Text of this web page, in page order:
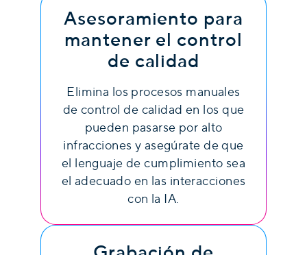
Asesoramiento para
mantener el control
de calidad
Elimina los procesos manuales
de control de calidad en los que
pueden pasarse por alto
infracciones y asegúrate de que
el lenguaje de cumplimiento sea
el adecuado en las interacciones
con la IA.